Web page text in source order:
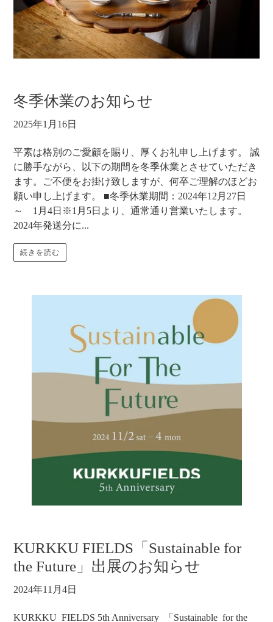
冬季休業のお知らせ
2025年1月16日
平素は格別のご愛顧を賜り、厚くお礼申し上げます。 誠
に勝手ながら、以下の期間を冬季休業とさせていただき
ます。ご不便をお掛け致しますが、何卒ご理解のほどお
願い申し上げます。 ■冬季休業期間：2024年12月27日
～ 1月4日※1月5日より、通常通り営業いたします。
2024年発送分に...
続きを読む
KURKKU FIELDS「Sustainable for
the Future」出展のお知らせ
2024年11月4日
KURKKU FIELDS 5th Anniversary 「Sustainable for the